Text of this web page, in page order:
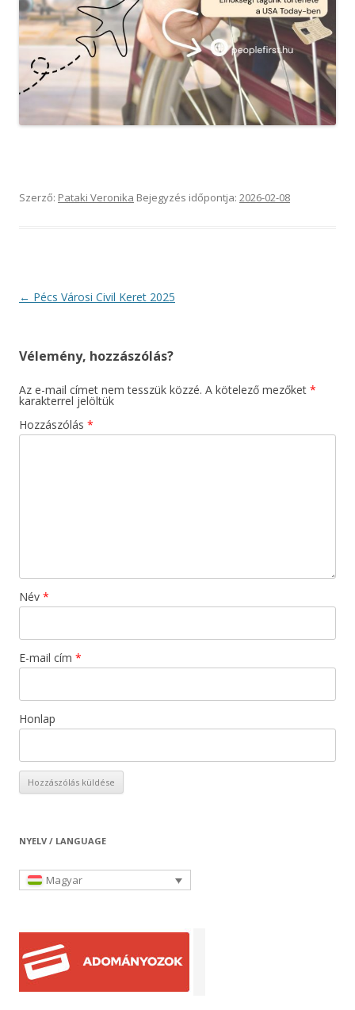
Szerző: Pataki Veronika Bejegyzés időpontja: 2026-02-08
Bejegyzés
← Pécs Városi Civil Keret 2025
Vélemény, hozzászólás?
Az e-mail címet nem tesszük közzé. A kötelező mezőket *
karakterrel jelöltük
Hozzászólás *
Név *
E-mail cím *
Honlap
NYELV / LANGUAGE
Magyar